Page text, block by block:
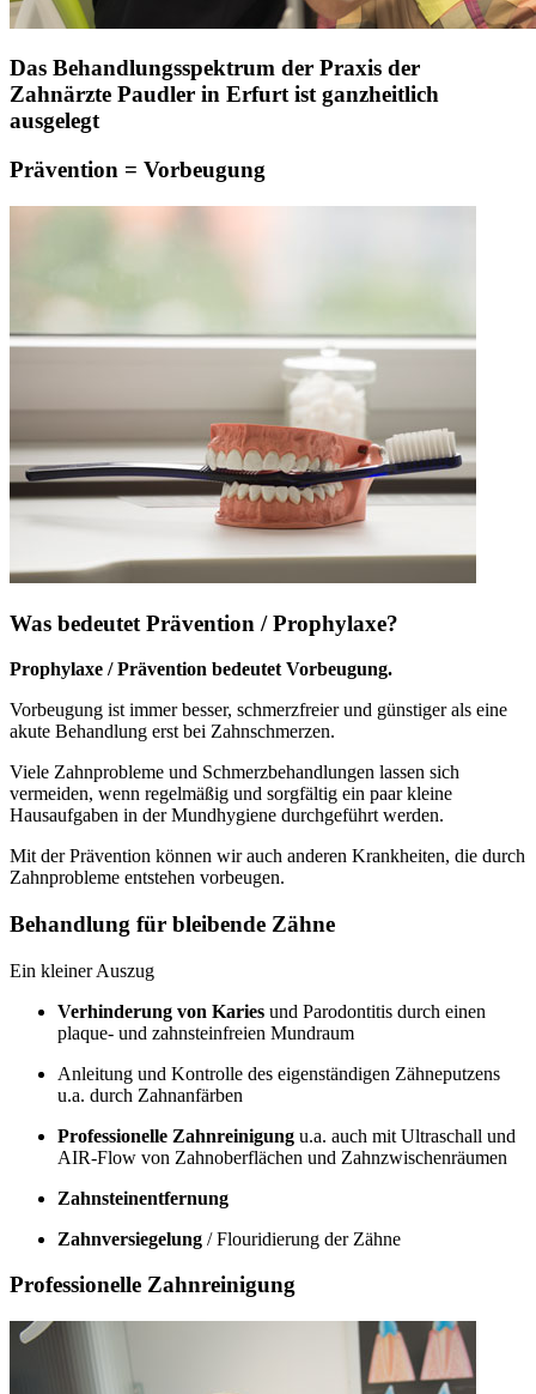
Das Behandlungsspektrum der Praxis der
Zahnärzte Paudler in Erfurt ist ganzheitlich
ausgelegt
Prävention = Vorbeugung
Was bedeutet Prävention / Prophylaxe?
Prophylaxe / Prävention bedeutet Vorbeugung.
Vorbeugung ist immer besser, schmerzfreier und günstiger als eine
akute Behandlung erst bei Zahnschmerzen.
Viele Zahnprobleme und Schmerzbehandlungen lassen sich
vermeiden, wenn regelmäßig und sorgfältig ein paar kleine
Hausaufgaben in der Mundhygiene durchgeführt werden.
Mit der Prävention können wir auch anderen Krankheiten, die durch
Zahnprobleme entstehen vorbeugen.
Behandlung für bleibende Zähne
Ein kleiner Auszug
Verhinderung von Karies und Parodontitis durch einen
plaque- und zahnsteinfreien Mundraum
Anleitung und Kontrolle des eigenständigen Zähneputzens
u.a. durch Zahnanfärben
Professionelle Zahnreinigung u.a. auch mit Ultraschall und
AIR-Flow von Zahnoberflächen und Zahnzwischenräumen
Zahnsteinentfernung
Zahnversiegelung / Flouridierung der Zähne
Professionelle Zahnreinigung